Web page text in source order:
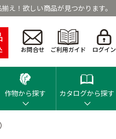
え！欲しい商品が見つかります。
お問合せ ご利用ガイド ログイン
作物から探す カタログから探す